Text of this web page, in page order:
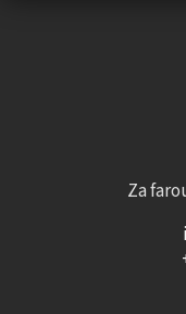
Za